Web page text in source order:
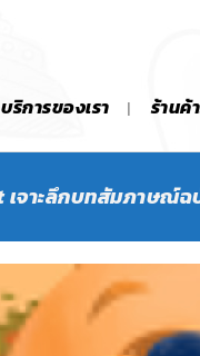
บริการของเรา ร้านค้
เจาะลึกบทสัมภาษณ์